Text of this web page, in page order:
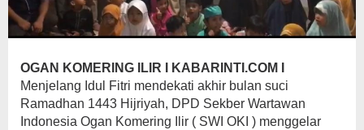
OGAN KOMERING ILIR KABARINTI.COM
Menjelang Idul Fitri mendekati akhir bulan suci
Ramadhan 1443 Hijriyah, DPD Sekber Wartawan
Indonesia Ogan Komering Ilir ( SWI OKI ) menggelar